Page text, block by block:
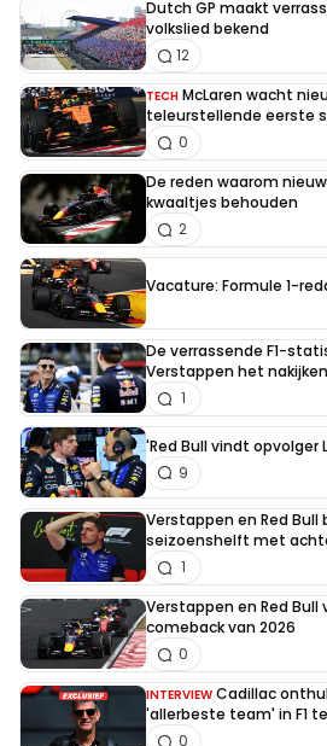
Dutch GP maakt
volkslied bekend
12
TECH McLaren wacht
teleurstellende eerste
0
De reden waarom
kwaaltjes behouden
2
Vacature: Formule 1-
De verrassende F1-
Verstappen het
1
'Red Bull vindt opvolger
9
Verstappen en Red
seizoenshelft met
1
Verstappen en Red
comeback van 2026
0
INTERVIEW Cadillac
'allerbeste team' in F1
0